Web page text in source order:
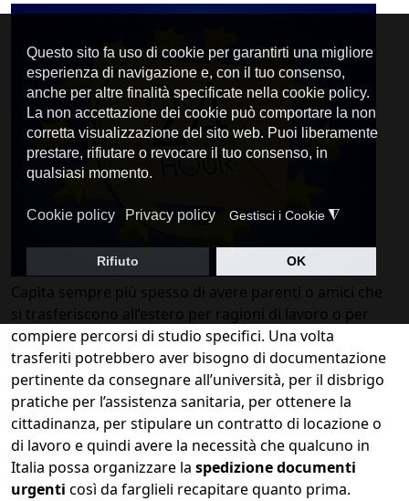
Capita sempre più spesso di avere parenti o amici che
si trasferiscono all’estero per ragioni di lavoro o per
compiere percorsi di studio specifici. Una volta
trasferiti potrebbero aver bisogno di documentazione
pertinente da consegnare all’università, per il disbrigo
pratiche per l’assistenza sanitaria, per ottenere la
cittadinanza, per stipulare un contratto di locazione o
di lavoro e quindi avere la necessità che qualcuno in
Italia possa organizzare la spedizione documenti
urgenti così da farglieli recapitare quanto prima.